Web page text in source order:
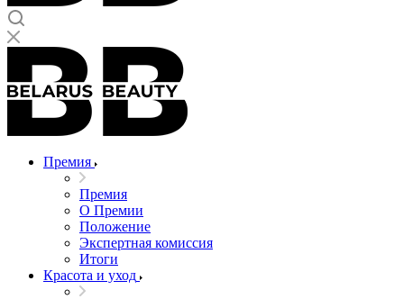
Премия
Премия
О Премии
Положение
Экспертная комиссия
Итоги
Красота и уход